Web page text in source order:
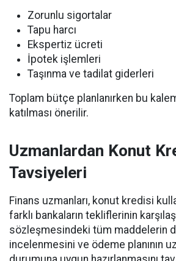
Zorunlu sigortalar
Tapu harcı
Ekspertiz ücreti
İpotek işlemleri
Taşınma ve tadilat giderleri
Toplam bütçe planlanırken bu
katılması önerilir.
Uzmanlardan Konut
Tavsiyeleri
Finans uzmanları, konut kredisi
farklı bankaların tekliflerinin
sözleşmesindeki tüm maddelerin
incelenmesini ve ödeme planının